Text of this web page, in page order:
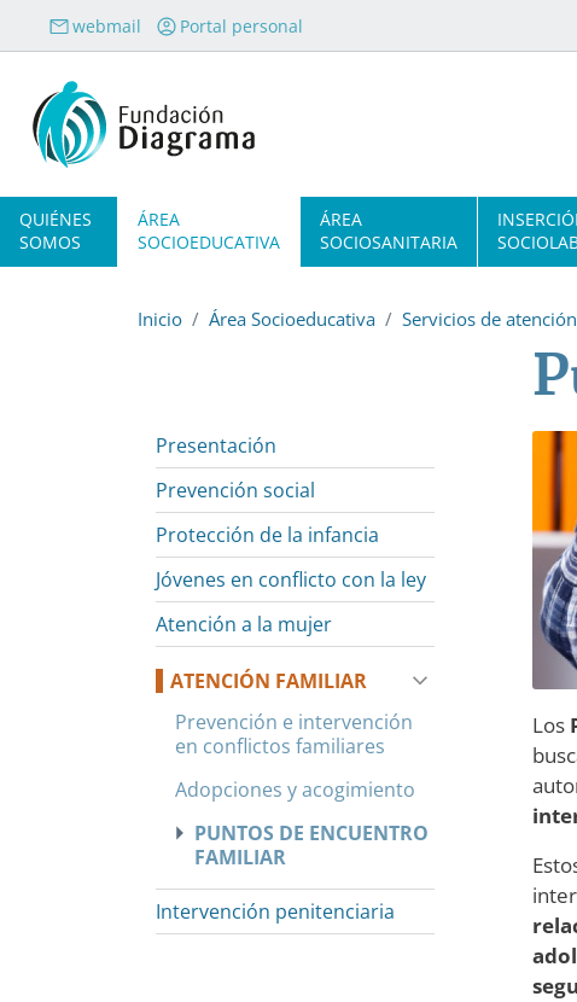
Pasar al contenido principal
webmail Portal personal
Navegación principal
QUIÉNES
SOMOS
ÁREA
SOCIOEDUCATIVA
ÁREA
SOCIOSANITARIA
Inicio Área Socioeducativa Servicios de
P
Los
Presentación
Prevención social
Protección de la infancia
Jóvenes en conflicto con la ley
Atención a la mujer
ATENCIÓN FAMILIAR
Prevención e intervención
en conflictos familiares
Adopciones y acogimiento
PUNTOS DE ENCUENTRO
FAMILIAR
Intervención penitenciaria